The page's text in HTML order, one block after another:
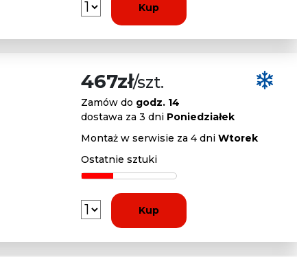
Kup
467zł/szt.
Zamów do godz. 14
dostawa za 3 dni Poniedziałek
Montaż w serwisie za 4 dni Wtorek
Ostatnie sztuki
Kup